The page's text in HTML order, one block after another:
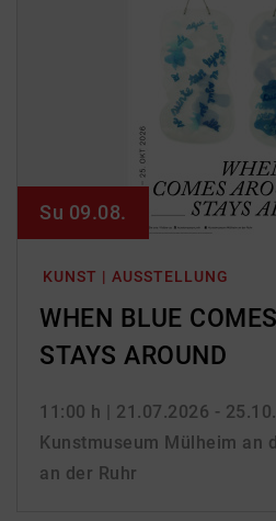
KUNST | AUSSTELLUNG
WHEN BLUE
STAYS AROUND
11:00 h | 21.07.2026 -
Kunstmuseum Mülheim an
an der Ruhr
Su 09.08.